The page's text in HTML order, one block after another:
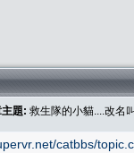
題: 救生隊的小貓....改名
catbbs/